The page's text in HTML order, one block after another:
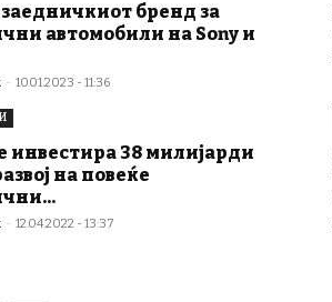
бренд за
автомобили на Sony и
- 10.01.2023 - 11:36
инвестира 38 милијарди
на повеќе
- 12.04.2022 - 13:37